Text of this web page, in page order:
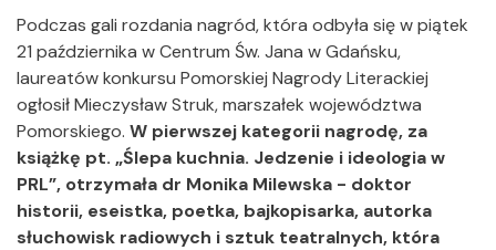
Podczas gali rozdania nagród, która odbyła się w piątek
21 października w Centrum Św. Jana w Gdańsku,
laureatów konkursu Pomorskiej Nagrody Literackiej
ogłosił Mieczysław Struk, marszałek województwa
Pomorskiego. W pierwszej kategorii nagrodę, za
książkę pt. „Ślepa kuchnia. Jedzenie i ideologia w
PRL”, otrzymała dr Monika Milewska - doktor
historii, eseistka, poetka, bajkopisarka, autorka
słuchowisk radiowych i sztuk teatralnych, która